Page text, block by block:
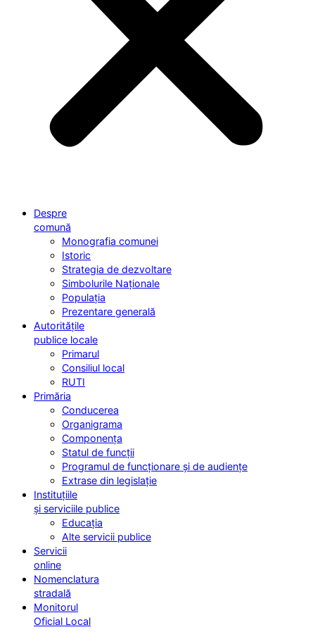
Despre
comună
Monografia comunei
Istoric
Strategia de dezvoltare
Simbolurile Naționale
Populația
Prezentare generală
Autoritățile
publice locale
Primarul
Consiliul local
RUTI
Primăria
Conducerea
Organigrama
Componența
Statul de funcții
Programul de funcționare și de audiențe
Extrase din legislație
Instituțiile
și serviciile publice
Educația
Alte servicii publice
Servicii
online
Nomenclatura
stradală
Monitorul
Oficial Local